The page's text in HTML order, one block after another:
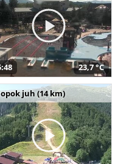
23,7 °C
juh (14 km)